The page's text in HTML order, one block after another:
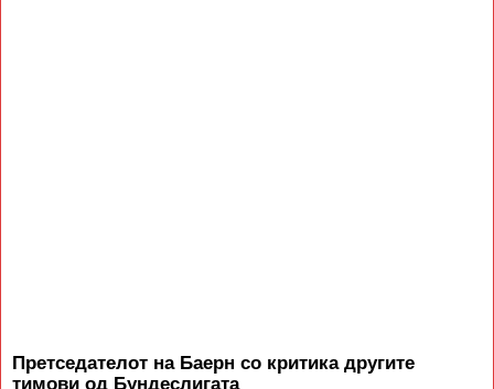
Претседателот на Баерн со критика другите
тимови од Бундеслигата